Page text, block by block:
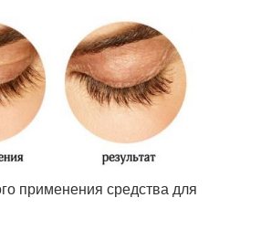
применения средства для